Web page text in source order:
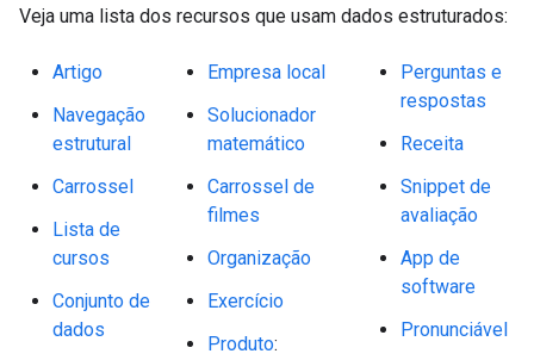
Veja uma lista dos recursos que usam dados estruturados:
Artigo
Navegação
estrutural
Carrossel
Lista de
cursos
Conjunto de
dados
Empresa local
Solucionador
matemático
Carrossel de
filmes
Organização
Exercício
Produto:
Perguntas e
respostas
Receita
Snippet de
avaliação
App de
software
Pronunciável